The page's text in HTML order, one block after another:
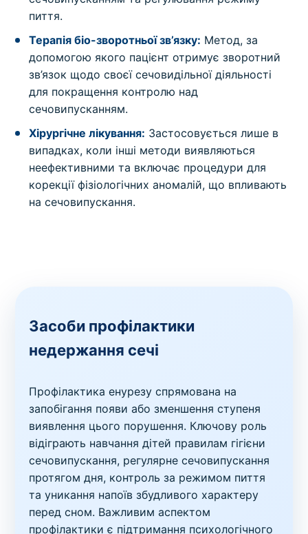
пиття.
Терапія біо-зворотньої зв’язку: Метод, за
допомогою якого пацієнт отримує зворотний
зв’язок щодо своєї сечовидільної діяльності
для покращення контролю над
сечовипусканням.
Хірургічне лікування: Застосовується лише в
випадках, коли інші методи виявляються
неефективними та включає процедури для
корекції фізіологічних аномалій, що впливають
на сечовипускання.
Засоби профілактики
недержання сечі
Профілактика енурезу спрямована на
запобігання появи або зменшення ступеня
виявлення цього порушення. Ключову роль
відіграють навчання дітей правилам гігієни
сечовипускання, регулярне сечовипускання
протягом дня, контроль за режимом пиття
та уникання напоїв збудливого характеру
перед сном. Важливим аспектом
профілактики є підтримання психологічного